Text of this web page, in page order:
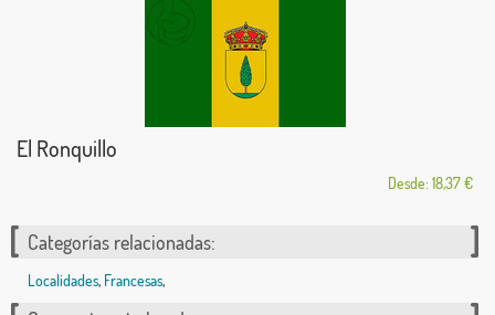
El Ronquillo
Desde: 18,37 €
Categorías relacionadas:
Localidades, Francesas,